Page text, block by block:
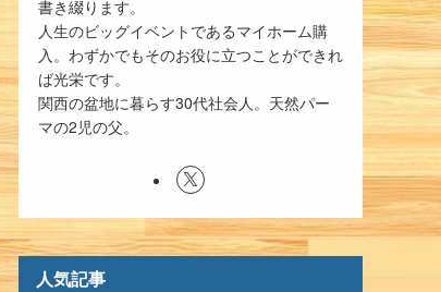
書き綴ります。
人生のビッグイベントであるマイホーム購
入。わずかでもそのお役に立つことができれ
ば光栄です。
関西の盆地に暮らす30代社会人。天然パー
マの2児の父。
人気記事